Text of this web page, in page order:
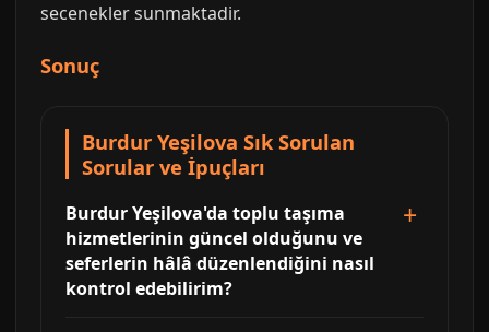
secenekler sunmaktadir.
Sonuç
Burdur Yeşilova Sık Sorulan
Sorular ve İpuçları
Burdur Yeşilova'da toplu taşıma
hizmetlerinin güncel olduğunu ve
seferlerin hâlâ düzenlendiğini nasıl
kontrol edebilirim?